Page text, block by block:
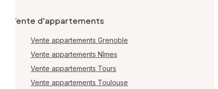
Vente d'appartements
Vente appartements Grenoble
Vente appartements Nîmes
Vente appartements Tours
Vente appartements Toulouse